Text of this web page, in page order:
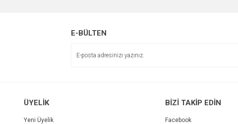
E-BÜLTEN
ÜYELİK
Yeni Üyelik
BİZİ TAKİP EDİN
Facebook